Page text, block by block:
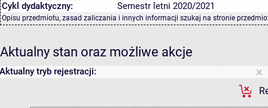
Cykl dydaktyczny: Semestr letni 2020/2021
Opisu przedmiotu, zasad zaliczania i innych informacji szukaj na stronie
Aktualny stan oraz możliwe akcje
Aktualny tryb rejestracji: